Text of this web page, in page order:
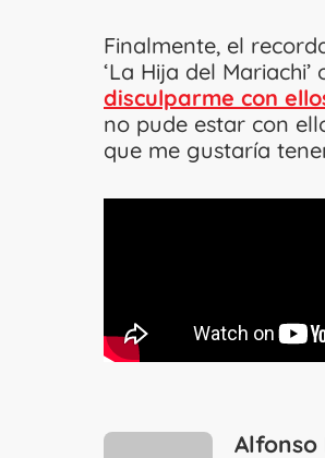
Finalmente, el
‘La Hija del
disculparme con
no pude estar con
que me gustaría
Alfonso